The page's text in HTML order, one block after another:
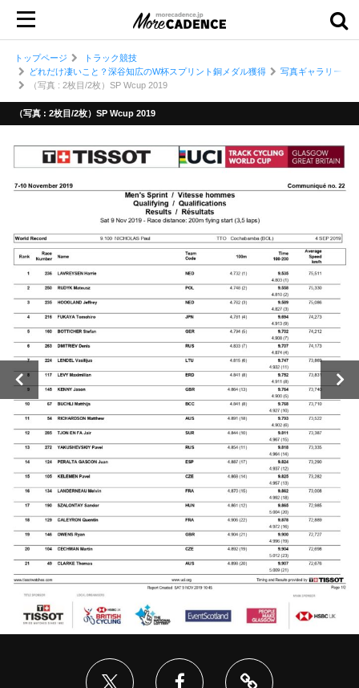
トップページ
トラック競技
どれだけ凄いこと？深谷知広のW杯スプリント銅メダル獲得
写真ギャラリー
（写真 : 2枚目/2枚）SP Wcup 2019
（写真 : 2枚目/2枚）SP Wcup 2019